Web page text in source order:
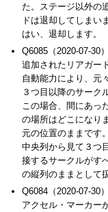
た。ステージ以外の
ドは退却してしまい
はい、退却します。
Q6085（2020-07-30）
追加されたリアガー
自動能力により、元
３つ目以降のサーク
この場合、間にあっ
の場所はどこになり
元の位置のままです。
中央列から見て３つ
接するサークルがす
の縦列のままとして
Q6084（2020-07-30）
アクセル・マーカー